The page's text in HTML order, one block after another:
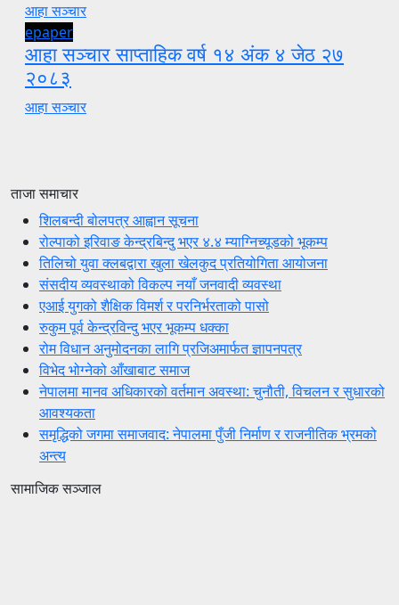
आहा सञ्चार
epaper
आहा सञ्चार साप्ताहिक वर्ष १४ अंक ४ जेठ २७
२०८३
आहा सञ्चार
ताजा समाचार
शिलबन्दी बोलपत्र आह्वान सूचना
रोल्पाको इरिवाङ केन्द्रबिन्दु भएर ४.४ म्याग्निच्यूडको भूकम्प
तिलिचो युवा क्लबद्वारा खुला खेलकुद प्रतियोगिता आयोजना
संसदीय व्यवस्थाको विकल्प नयाँ जनवादी व्यवस्था
एआई युगको शैक्षिक विमर्श र परनिर्भरताको पासो
रुकुम पूर्व केन्द्रविन्दु भएर भूकम्प धक्का
रोम विधान अनुमोदनका लागि प्रजिअमार्फत ज्ञापनपत्र
विभेद भोग्नेको आँखाबाट समाज
नेपालमा मानव अधिकारको वर्तमान अवस्था: चुनौती, विचलन र सुधारको
आवश्यकता
समृद्धिको जगमा समाजवाद: नेपालमा पुँजी निर्माण र राजनीतिक भ्रमको
अन्त्य
सामाजिक सञ्जाल